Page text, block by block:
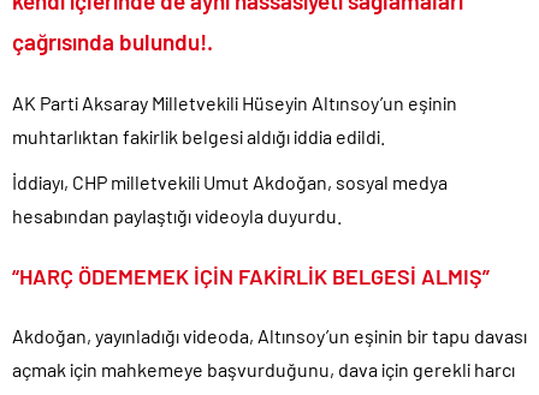
TÜİK sipariş enflasyon oranlarını açıkladı!.
TÜİK kira zam oranını yüzde 31 olarak açıkladı..
verildi..
Merkez Bankası’nın toplam rezervleri 164,4 milyar dolara yükseldi..
çağrısında bulundu!.
AK Parti Aksaray Milletvekili Hüseyin Altınsoy’un eşinin
muhtarlıktan fakirlik belgesi aldığı iddia edildi.
İddiayı, CHP milletvekili Umut Akdoğan, sosyal medya
hesabından paylaştığı videoyla duyurdu.
“HARÇ ÖDEMEMEK İÇİN FAKİRLİK BELGESİ ALMIŞ”
Akdoğan, yayınladığı videoda, Altınsoy’un eşinin bir tapu davası
açmak için mahkemeye başvurduğunu, dava için gerekli harcı